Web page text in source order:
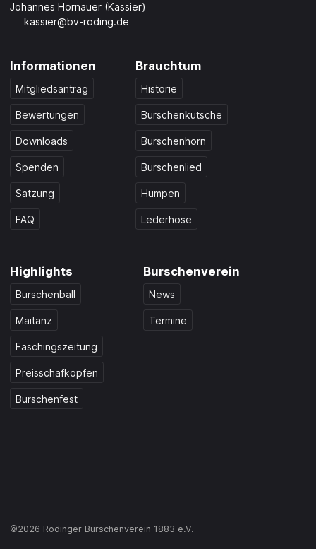
Johannes Hornauer (Kassier)
kassier@bv-roding.de
Informationen
Mitgliedsantrag
Bewertungen
Downloads
Spenden
Satzung
FAQ
Brauchtum
Historie
Burschenkutsche
Burschenhorn
Burschenlied
Humpen
Lederhose
Highlights
Burschenball
Maitanz
Faschingszeitung
Preisschafkopfen
Burschenfest
Burschenverein
News
Termine
©2026 Rodinger Burschenverein 1883 e.V.